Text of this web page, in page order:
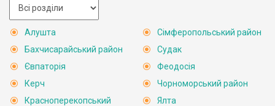
Алушта
Бахчисарайський район
Євпаторія
Керч
Красноперекопський
Сімферопольський район
Судак
Феодосія
Чорноморський район
Ялта